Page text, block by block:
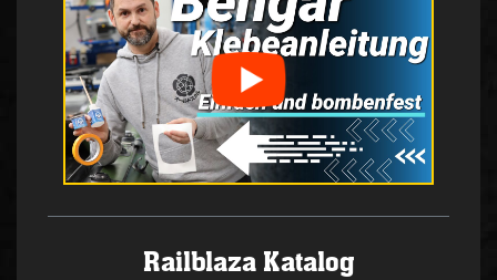
Railblaza Katalog